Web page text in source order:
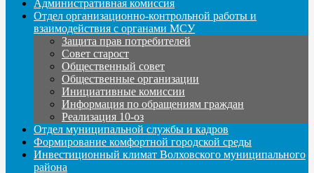
Административная комиссия
Отдел организационно-контрольной работы и
взаимодействия с органами МСУ
Защита прав потребителей
Совет старост
Общественный совет
Общественные организации
Инициативные комиссии
Информация по обращениям граждан
Реализация 10-оз
Отдел муниципальной службы и кадров
Формирование комфортной городской среды
Инвестиционный климат Волховского муниципального
района